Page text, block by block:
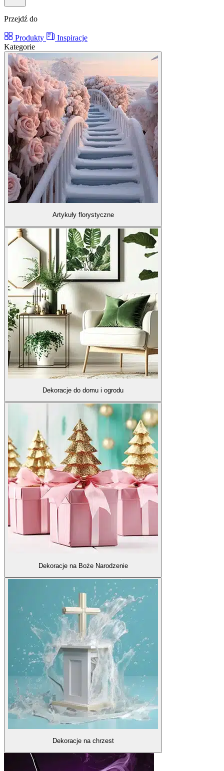
Przejdź do
Produkty
Inspiracje
Kategorie
Artykuły florystyczne
Dekoracje do domu i ogrodu
Dekoracje na Boże Narodzenie
Dekoracje na chrzest